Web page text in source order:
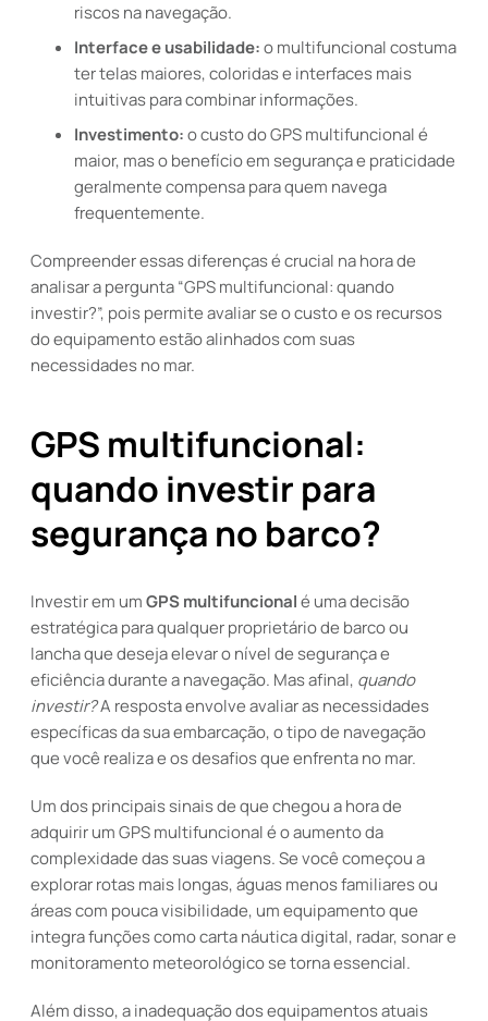
riscos na navegação.
Interface e usabilidade:o multifuncional costuma
ter telas maiores, coloridas e interfaces mais
intuitivas para combinar informações.
Investimento:o custo do GPS multifuncional é
maior, mas o benefício em segurança e praticidade
geralmente compensa para quem navega
frequentemente.
Compreender essas diferenças é crucial na hora de
analisar a pergunta “GPS multifuncional: quando
investir?”, pois permite avaliar se o custo e os recursos
do equipamento estão alinhados com suas
necessidades no mar.
GPS multifuncional:
quando investir para
segurança no barco?
Investir em umGPS multifuncionalé uma decisão
estratégica para qualquer proprietário de barco ou
lancha que deseja elevar o nível de segurança e
eficiência durante a navegação. Mas afinal, quando
investir?A resposta envolve avaliar as necessidades
específicas da sua embarcação, o tipo de navegação
que você realiza e os desafios que enfrenta no mar.
Um dos principais sinais de que chegou a hora de
adquirir um GPS multifuncional é o aumento da
complexidade das suas viagens. Se você começou a
explorar rotas mais longas, águas menos familiares ou
áreas com pouca visibilidade, um equipamento que
integra funções como carta náutica digital, radar, sonar e
monitoramento meteorológico se torna essencial.
Além disso, a inadequação dos equipamentos atuais